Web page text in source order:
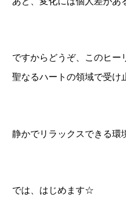
ですからどうぞ、このヒー
聖なるハートの領域で受け
静かでリラックスできる環
では、はじめます☆